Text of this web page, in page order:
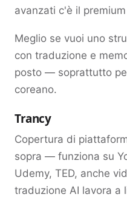
avanzati c'è il
Meglio se vuoi uno
con traduzione e
posto — soprattutto
coreano.
Trancy
Copertura di
sopra — funziona su
Udemy, TED, anche
traduzione AI lavora a